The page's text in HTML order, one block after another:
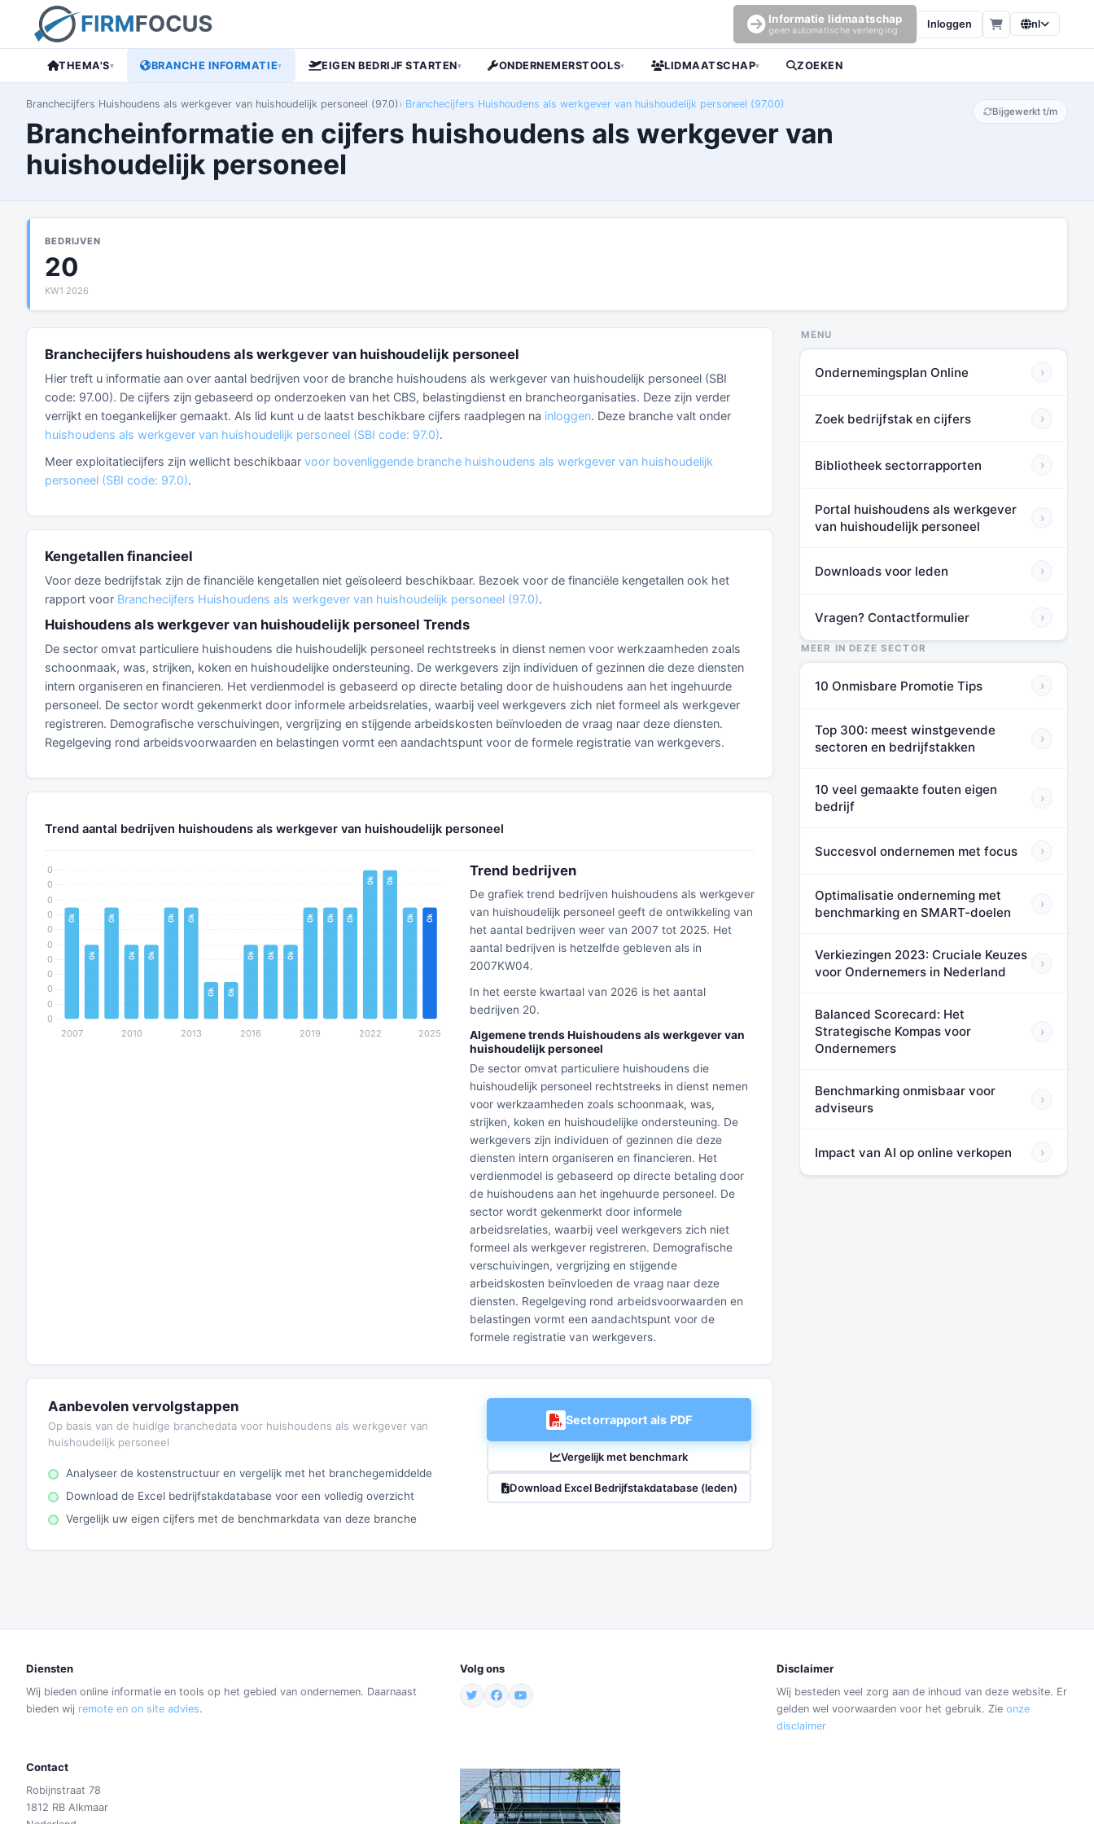
Informatie lidmaatschap
geen automatische verlenging
Inloggen nl
THEMA'S▾ BRANCHE INFORMATIE▾ EIGEN BEDRIJF STARTEN▾ ONDERNEMERSTOOLS▾ LIDMAATSCHAP▾ ZOEKEN
Branchecijfers Huishoudens als werkgever van huishoudelijk personeel (97.0) Branchecijfers Huishoudens als werkgever van huishoudelijk personeel (97.00)
Brancheinformatie en cijfers huishoudens als werkgever van
huishoudelijk personeel
Bijgewerkt t/m
BEDRIJVEN
20
KW1 2026
Branchecijfers huishoudens als werkgever van huishoudelijk personeel
Hier treft u informatie aan over aantal bedrijven voor de branche huishoudens als werkgever van huishoudelijk personeel (SBI
code: 97.00). De cijfers zijn gebaseerd op onderzoeken van het CBS, belastingdienst en brancheorganisaties. Deze zijn verder
verrijkt en toegankelijker gemaakt. Als lid kunt u de laatst beschikbare cijfers raadplegen na inloggen. Deze branche valt onder
huishoudens als werkgever van huishoudelijk personeel (SBI code: 97.0).
Meer exploitatiecijfers zijn wellicht beschikbaar voor bovenliggende branche huishoudens als werkgever van huishoudelijk
personeel (SBI code: 97.0).
Kengetallen financieel
Voor deze bedrijfstak zijn de financiële kengetallen niet geïsoleerd beschikbaar. Bezoek voor de financiële kengetallen ook het
rapport voor Branchecijfers Huishoudens als werkgever van huishoudelijk personeel (97.0).
Huishoudens als werkgever van huishoudelijk personeel Trends
De sector omvat particuliere huishoudens die huishoudelijk personeel rechtstreeks in dienst nemen voor werkzaamheden zoals
schoonmaak, was, strijken, koken en huishoudelijke ondersteuning. De werkgevers zijn individuen of gezinnen die deze diensten
intern organiseren en financieren. Het verdienmodel is gebaseerd op directe betaling door de huishoudens aan het ingehuurde
personeel. De sector wordt gekenmerkt door informele arbeidsrelaties, waarbij veel werkgevers zich niet formeel als werkgever
registreren. Demografische verschuivingen, vergrijzing en stijgende arbeidskosten beïnvloeden de vraag naar deze diensten.
Regelgeving rond arbeidsvoorwaarden en belastingen vormt een aandachtspunt voor de formele registratie van werkgevers.
Trend aantal bedrijven huishoudens als werkgever van huishoudelijk personeel
Trend bedrijven
De grafiek trend bedrijven huishoudens als werkgever
van huishoudelijk personeel geeft de ontwikkeling van
het aantal bedrijven weer van 2007 tot 2025. Het
aantal bedrijven is hetzelfde gebleven als in
2007KW04.
In het eerste kwartaal van 2026 is het aantal
bedrijven 20.
Algemene trends Huishoudens als werkgever van
huishoudelijk personeel
De sector omvat particuliere huishoudens die
huishoudelijk personeel rechtstreeks in dienst nemen
voor werkzaamheden zoals schoonmaak, was,
strijken, koken en huishoudelijke ondersteuning. De
werkgevers zijn individuen of gezinnen die deze
diensten intern organiseren en financieren. Het
verdienmodel is gebaseerd op directe betaling door
de huishoudens aan het ingehuurde personeel. De
sector wordt gekenmerkt door informele
arbeidsrelaties, waarbij veel werkgevers zich niet
formeel als werkgever registreren. Demografische
verschuivingen, vergrijzing en stijgende
arbeidskosten beïnvloeden de vraag naar deze
diensten. Regelgeving rond arbeidsvoorwaarden en
belastingen vormt een aandachtspunt voor de
formele registratie van werkgevers.
Aanbevolen vervolgstappen
Op basis van de huidige branchedata voor huishoudens als werkgever van
huishoudelijk personeel
Analyseer de kostenstructuur en vergelijk met het branchegemiddelde
Download de Excel bedrijfstakdatabase voor een volledig overzicht
Vergelijk uw eigen cijfers met de benchmarkdata van deze branche
Sectorrapport als PDF
Vergelijk met benchmark
Download Excel Bedrijfstakdatabase (leden)
MENU
Ondernemingsplan Online ›
Zoek bedrijfstak en cijfers ›
Bibliotheek sectorrapporten ›
Portal huishoudens als werkgever
van huishoudelijk personeel
›
Downloads voor leden ›
Vragen? Contactformulier ›
MEER IN DEZE SECTOR
10 Onmisbare Promotie Tips ›
Top 300: meest winstgevende
sectoren en bedrijfstakken
›
10 veel gemaakte fouten eigen
bedrijf
›
Succesvol ondernemen met focus ›
Optimalisatie onderneming met
benchmarking en SMART-doelen
›
Verkiezingen 2023: Cruciale Keuzes
voor Ondernemers in Nederland
›
Balanced Scorecard: Het
Strategische Kompas voor
Ondernemers
›
Benchmarking onmisbaar voor
adviseurs
›
Impact van AI op online verkopen ›
Diensten
Wij bieden online informatie en tools op het gebied van ondernemen. Daarnaast
bieden wij remote en on site advies.
Volg ons Disclaimer
Wij besteden veel zorg aan de inhoud van deze website. Er
gelden wel voorwaarden voor het gebruik. Zieonze
disclaimer
Contact
Robijnstraat 78
1812 RB Alkmaar